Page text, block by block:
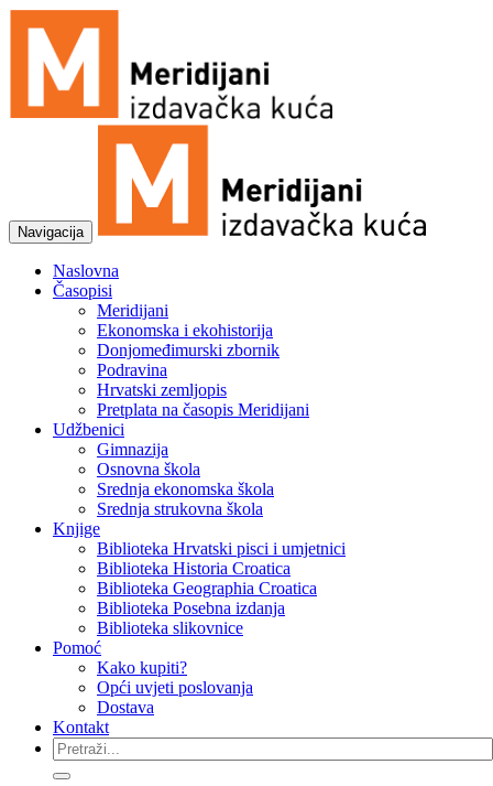
Navigacija
Naslovna
Časopisi
Meridijani
Ekonomska i ekohistorija
Donjomeđimurski zbornik
Podravina
Hrvatski zemljopis
Pretplata na časopis Meridijani
Udžbenici
Gimnazija
Osnovna škola
Srednja ekonomska škola
Srednja strukovna škola
Knjige
Biblioteka Hrvatski pisci i umjetnici
Biblioteka Historia Croatica
Biblioteka Geographia Croatica
Biblioteka Posebna izdanja
Biblioteka slikovnice
Pomoć
Kako kupiti?
Opći uvjeti poslovanja
Dostava
Kontakt